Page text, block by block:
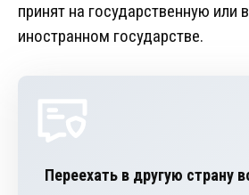
принят на государственную или
иностранном государстве.
Переехать в другую страну